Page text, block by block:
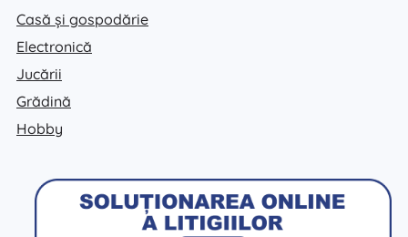
Casă și gospodărie
Electronică
Jucării
Grădină
Hobby